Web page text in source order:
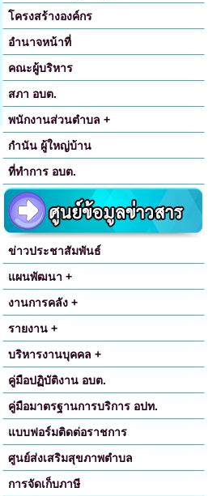
โครงสร้างองค์กร
อำนาจหน้าที่
คณะผู้บริหาร
สภา อบต.
พนักงานส่วนตำบล +
กำนัน ผู้ใหญ่บ้าน
ที่ทำการ อบต.
ข่าวประชาสัมพันธ์
แผนพัฒนา +
งานการคลัง +
รายงาน +
บริหารงานบุคคล +
คู่มือปฏิบัติงาน อบต.
คู่มือมาตรฐานการบริการ อปท.
แบบฟอร์มติดต่อราชการ
ศูนย์ส่งเสริมสุขภาพตำบล
การจัดเก็บภาษี